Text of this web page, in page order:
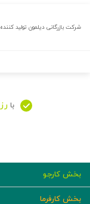
شرکت بازرگانی دیلمون تولید
با
بخش کارجو
بخش کارفرما